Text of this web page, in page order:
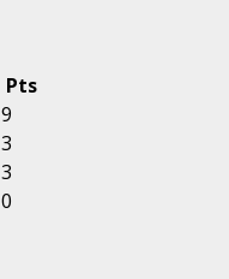
Pts
9
3
3
0